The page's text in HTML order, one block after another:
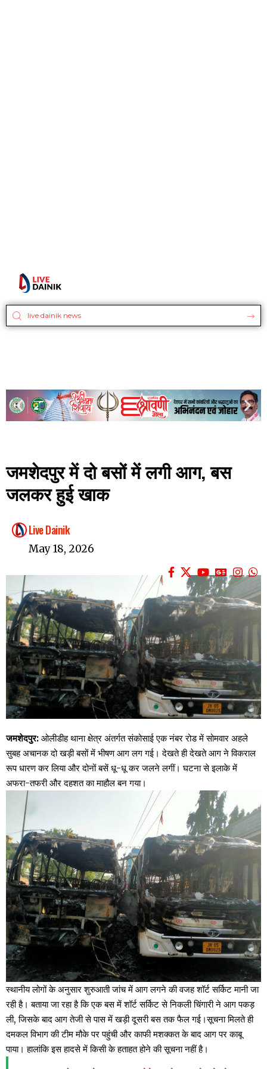
जमशेदपुर में दो बसों में लगी आग, बस
जलकर हुई खाक
Live Dainik
May 18, 2026
जमशेदपुर: ओलीडीह थाना क्षेत्र अंतर्गत संकोसाई एक नंबर रोड में सोमवार अहले
सुबह अचानक दो खड़ी बसों में भीषण आग लग गई। देखते ही देखते आग ने विकराल
रूप धारण कर लिया और दोनों बसें धू-धू कर जलने लगीं। घटना से इलाके में
अफरा-तफरी और दहशत का माहौल बन गया।
स्थानीय लोगों के अनुसार शुरुआती जांच में आग लगने की वजह शॉर्ट सर्किट मानी जा
रही है। बताया जा रहा है कि एक बस में शॉर्ट सर्किट से निकली चिंगारी ने आग पकड़
ली, जिसके बाद आग तेजी से पास में खड़ी दूसरी बस तक फैल गई।सूचना मिलते ही
दमकल विभाग की टीम मौके पर पहुंची और काफी मशक्कत के बाद आग पर काबू
पाया। हालांकि इस हादसे में किसी के हताहत होने की सूचना नहीं है।